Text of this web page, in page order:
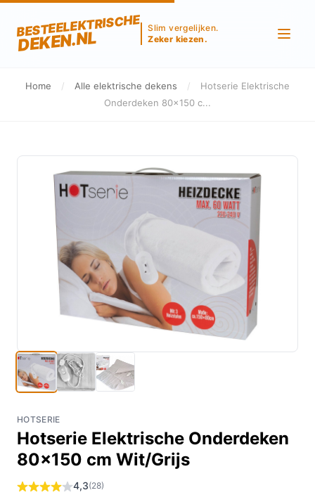
BESTEELEKTRISCHE
DEKEN.NL
Slim vergelijken.
Zeker kiezen.
Home / Alle elektrische dekens /
Hotserie Elektrische
Onderdeken 80x150 c...
HOTSERIE
Hotserie Elektrische Onderdeken
80x150 cm Wit/Grijs
4,3(28)